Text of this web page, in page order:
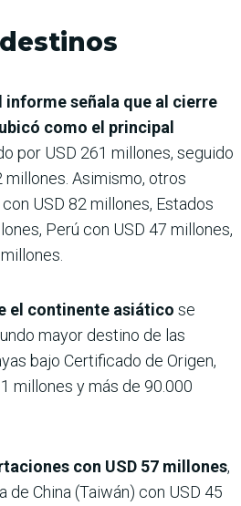
informe señala que al cierre
como el principal
por USD 261 millones, seguido
millones. Asimismo, otros
USD 82 millones, Estados
Perú con USD 47 millones,
el continente asiático se
mayor destino de las
bajo Certificado de Origen,
millones y más de 90.000
con USD 57 millones,
de China (Taiwán) con USD 45